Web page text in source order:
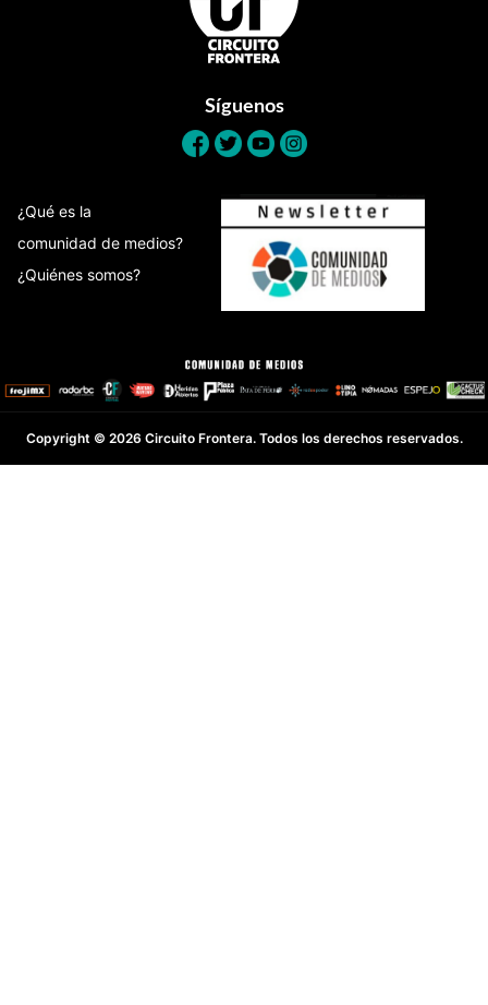
Síguenos
¿Qué es la
comunidad de medios?
¿Quiénes somos?
Copyright © 2026 Circuito Frontera. Todos los derechos reservados.